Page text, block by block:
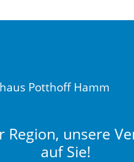
unsere
auf Sie!